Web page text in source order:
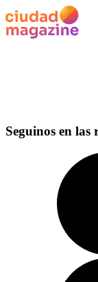
Seguinos en las